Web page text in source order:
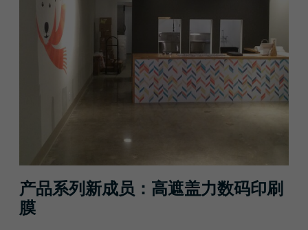
产品系列新成员：高遮盖力数码印刷
膜